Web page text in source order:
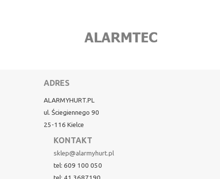
ADRES
ALARMYHURT.PL
ul. Ściegiennego 90
25-116 Kielce
KONTAKT
sklep@alarmyhurt.pl
tel: 609 100 050